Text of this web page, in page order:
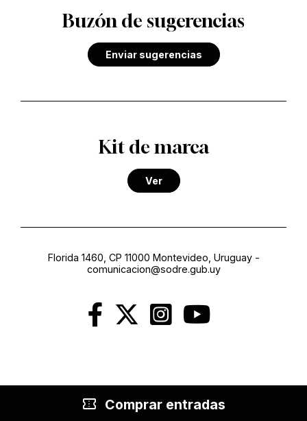
confirmation_number Comprar entradas
Buzón de sugerencias
Enviar sugerencias
Kit de marca
Ver
Florida 1460, CP 11000 Montevideo, Uruguay-
comunicacion@sodre.gub.uy